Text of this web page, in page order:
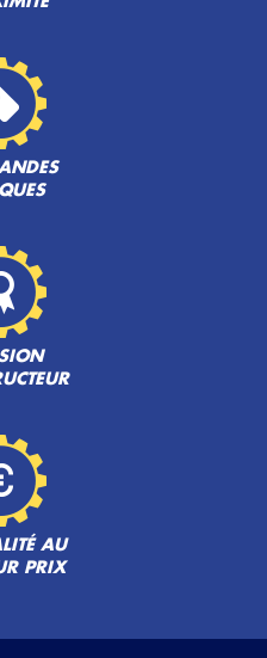
AU
PRIX